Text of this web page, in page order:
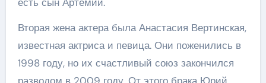
Вторая жена актера была Анастасия Вертинская,
известная актриса и певица. Они поженились в
1998 году, но их счастливый союз закончился